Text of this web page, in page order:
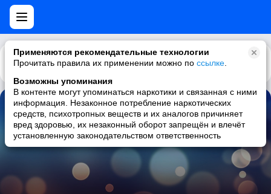
Применяются рекомендательные технологии
Прочитать правила их применении можно по ссылке
Возможны упоминания
В контенте могут упоминаться наркотики и связанная с ними
информация. Незаконное потребление наркотических
средств, психотропных веществ и их аналогов причиняет
вред здоровью, их незаконный оборот запрещён и влечёт
установленную законодательством ответственность
Каталог Рекомендации
Heart (Spag Heddy Remix)
Vocal Dubstep | LAXX